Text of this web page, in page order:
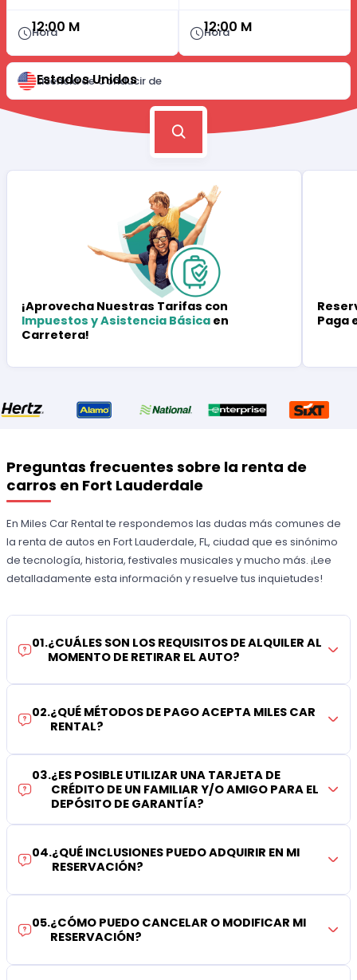
Hora
12:00 M Hora
12:00 M
Licencia de Conducir de
Estados Unidos
¡Aprovecha Nuestras Tarifas con
Impuestos y Asistencia Básica en
Carretera!
Paga
Preguntas frecuentes sobre la renta de
carros en Fort Lauderdale
En Miles Car Rental te respondemos las dudas más comunes de
la renta de autos en Fort Lauderdale, FL, ciudad que es sinónimo
de tecnología, historia, festivales musicales y mucho más. ¡Lee
detalladamente esta información y resuelve tus inquietudes!
01.¿CUÁLES SON LOS REQUISITOS DE ALQUILER AL
MOMENTO DE RETIRAR EL AUTO?
02.¿QUÉ MÉTODOS DE PAGO ACEPTA MILES CAR
RENTAL?
03.¿ES POSIBLE UTILIZAR UNA TARJETA DE
CRÉDITO DE UN FAMILIAR Y/O AMIGO PARA EL
DEPÓSITO DE GARANTÍA?
04.¿QUÉ INCLUSIONES PUEDO ADQUIRIR EN MI
RESERVACIÓN?
05.¿CÓMO PUEDO CANCELAR O MODIFICAR MI
RESERVACIÓN?